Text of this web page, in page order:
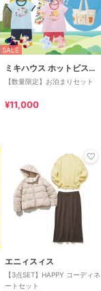
SALE
ミキハウス ホットビスケッツ
【数量限定】お泊まりセット
¥11,000
エニィスィス
【3点SET】HAPPY コーディネ
ートセット